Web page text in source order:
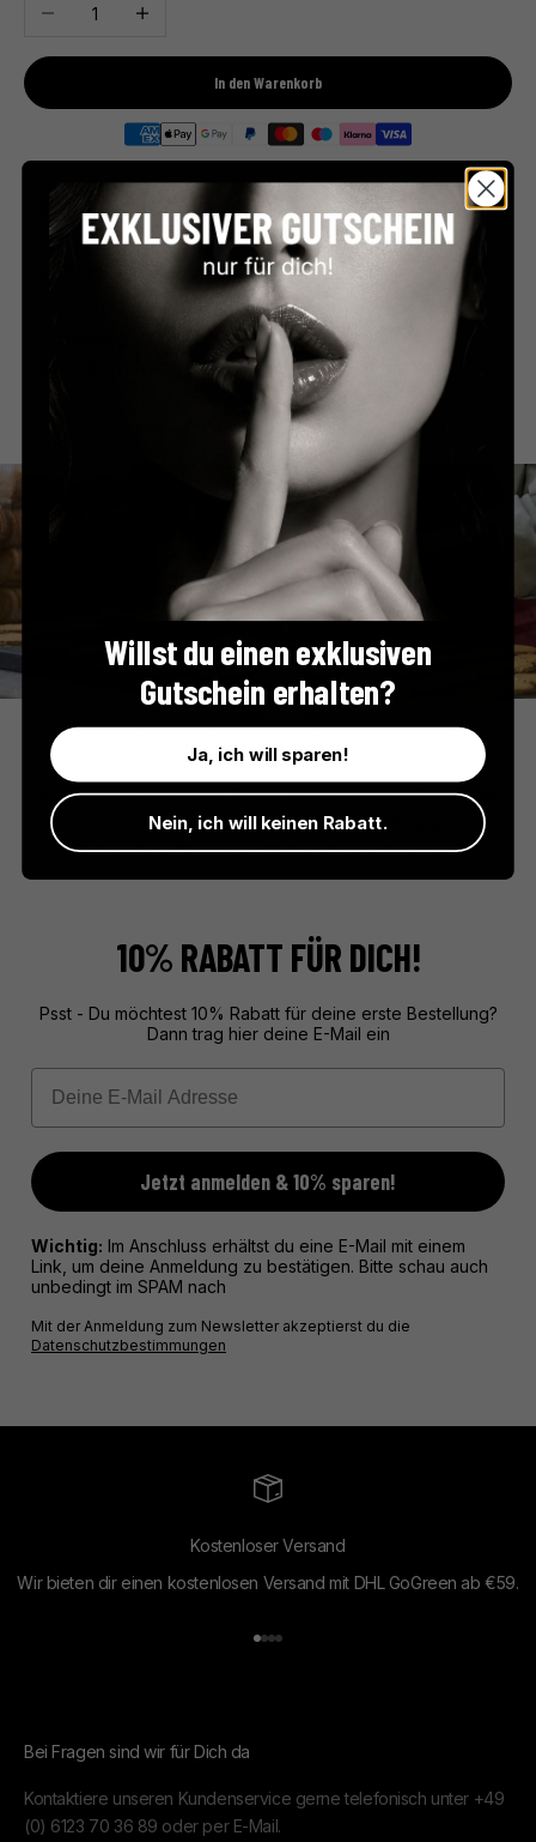
In den Warenkorb
Direkt aus Frankreich
Kostenloser Versand
ab €59 in Deutschland
Sicher bezahlen
Sablésienne seit Jahrzehnten die Kunst der traditionellen
Bäckerei. Ihre butterzarten Sablés, hergestellt nach überlieferten
Rezepten, sind ein Sinnbild französischer Backkunst und
entführen Genießer in eine Welt des feinen Geschmacks.
10% RABATT FÜR DICH!
Psst - Du möchtest 10% Rabatt für deine erste Bestellung?
Dann trag hier deine E-Mail ein
Email
Jetzt anmelden & 10% sparen!
Wichtig: Im Anschluss erhältst du eine E-Mail mit einem
Link, um deine Anmeldung zu bestätigen. Bitte schau auch
unbedingt im SPAM nach
Mit der Anmeldung zum Newsletter akzeptierst du die
Datenschutzbestimmungen
Kostenloser Versand
Wir bieten dir einen kostenlosen Versand mit DHL GoGreen ab €59.
Gehe zu Element 1
Gehe zu Element 2
Gehe zu Element 3
Gehe zu Element 4
Bei Fragen sind wir für Dich da
Kontaktiere unseren Kundenservice gerne telefonisch unter +49
(0) 6123 70 36 89 oder per E-Mail.
Willst du einen exklusiven
Gutschein erhalten?
Ja, ich will sparen!
Nein, ich will keinen Rabatt.